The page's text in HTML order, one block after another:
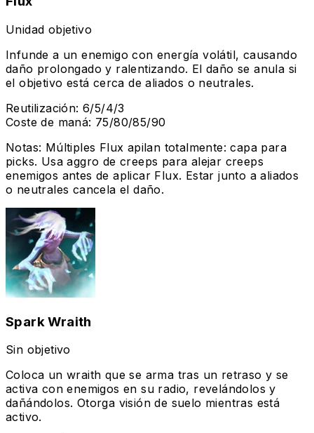
Unidad objetivo
Infunde a un enemigo con energía volátil, causando
daño prolongado y ralentizando. El daño se anula si
el objetivo está cerca de aliados o neutrales.
Reutilización:6/5/4/3
Coste de maná: 75/80/85/90
Notas: Múltiples Flux apilan totalmente: capa para
picks. Usa aggro de creeps para alejar creeps
enemigos antes de aplicar Flux. Estar junto a aliados
o neutrales cancela el daño.
Spark Wraith
Sin objetivo
Coloca un wraith que se arma tras un retraso y se
activa con enemigos en su radio, revelándolos y
dañándolos. Otorga visión de suelo mientras está
activo.